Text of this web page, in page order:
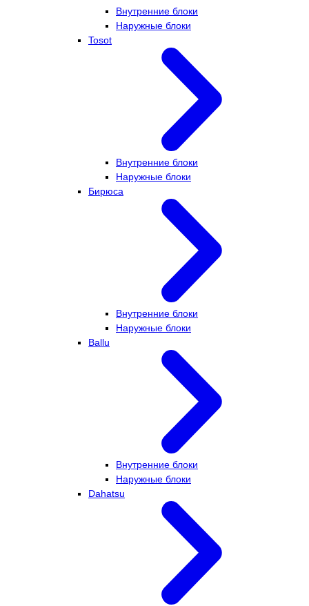
Внутренние блоки
Наружные блоки
Tosot
Внутренние блоки
Наружные блоки
Бирюса
Внутренние блоки
Наружные блоки
Ballu
Внутренние блоки
Наружные блоки
Dahatsu